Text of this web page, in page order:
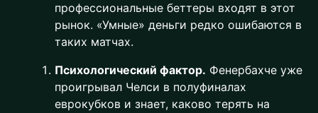
профессиональные беттеры входят в этот
рынок. «Умные» деньги редко ошибаются в
таких матчах.
Психологический фактор. Фенербахче уже
проигрывал Челси в полуфиналах
еврокубков и знает, каково терять на